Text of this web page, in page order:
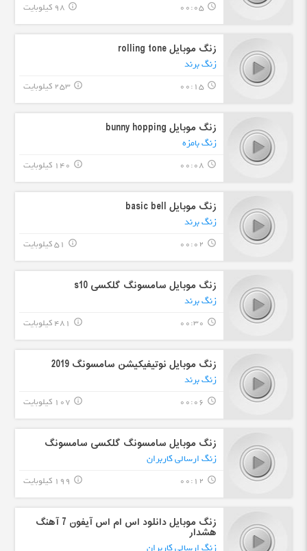
query_builder
00:05 98 کیلوبایت info_outline
زنگ موبایل rolling tone
زنگ برند
query_builder
00:15 253 کیلوبایت info_outline
زنگ موبایل bunny hopping
زنگ بامزه
query_builder
00:08 140 کیلوبایت info_outline
زنگ موبایل basic bell
زنگ برند
query_builder
00:02 51 کیلوبایت info_outline
زنگ موبایل سامسونگ گلکسی s10
زنگ برند
query_builder
00:30 481 کیلوبایت info_outline
زنگ موبایل نوتیفیکیشن سامسونگ 2019
زنگ برند
query_builder
00:06 107 کیلوبایت info_outline
زنگ موبایل سامسونگ گلکسی سامسونگ
زنگ ارسالی کاربران
query_builder
00:12 199 کیلوبایت info_outline
زنگ موبایل دانلود اس ام اس آیفون 7 آهنگ
هشدار